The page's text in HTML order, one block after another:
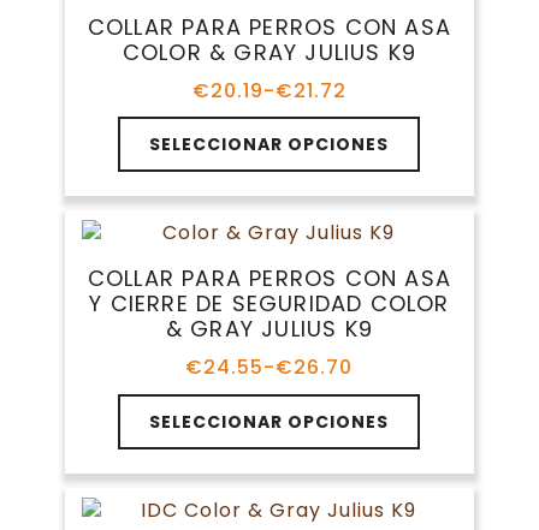
opciones
se
pueden
elegir
la
página
producto
COLLAR PARA PERROS CON ASA
COLOR & GRAY JULIUS K9
€20.19-€21.72
Rango
de
precios:
desde
€20.19
hasta
€21.72
SELECCIONAR OPCIONES
Este
producto
tiene
múltiples
variantes.
opciones
se
pueden
en
página
de
producto
COLLAR PARA PERROS CON ASA
Y CIERRE DE SEGURIDAD COLOR
& GRAY JULIUS K9
€24.55-€26.70
Rango
de
precios:
desde
€24.55
hasta
€26.70
SELECCIONAR OPCIONES
Este
producto
tiene
múltiples
variantes.